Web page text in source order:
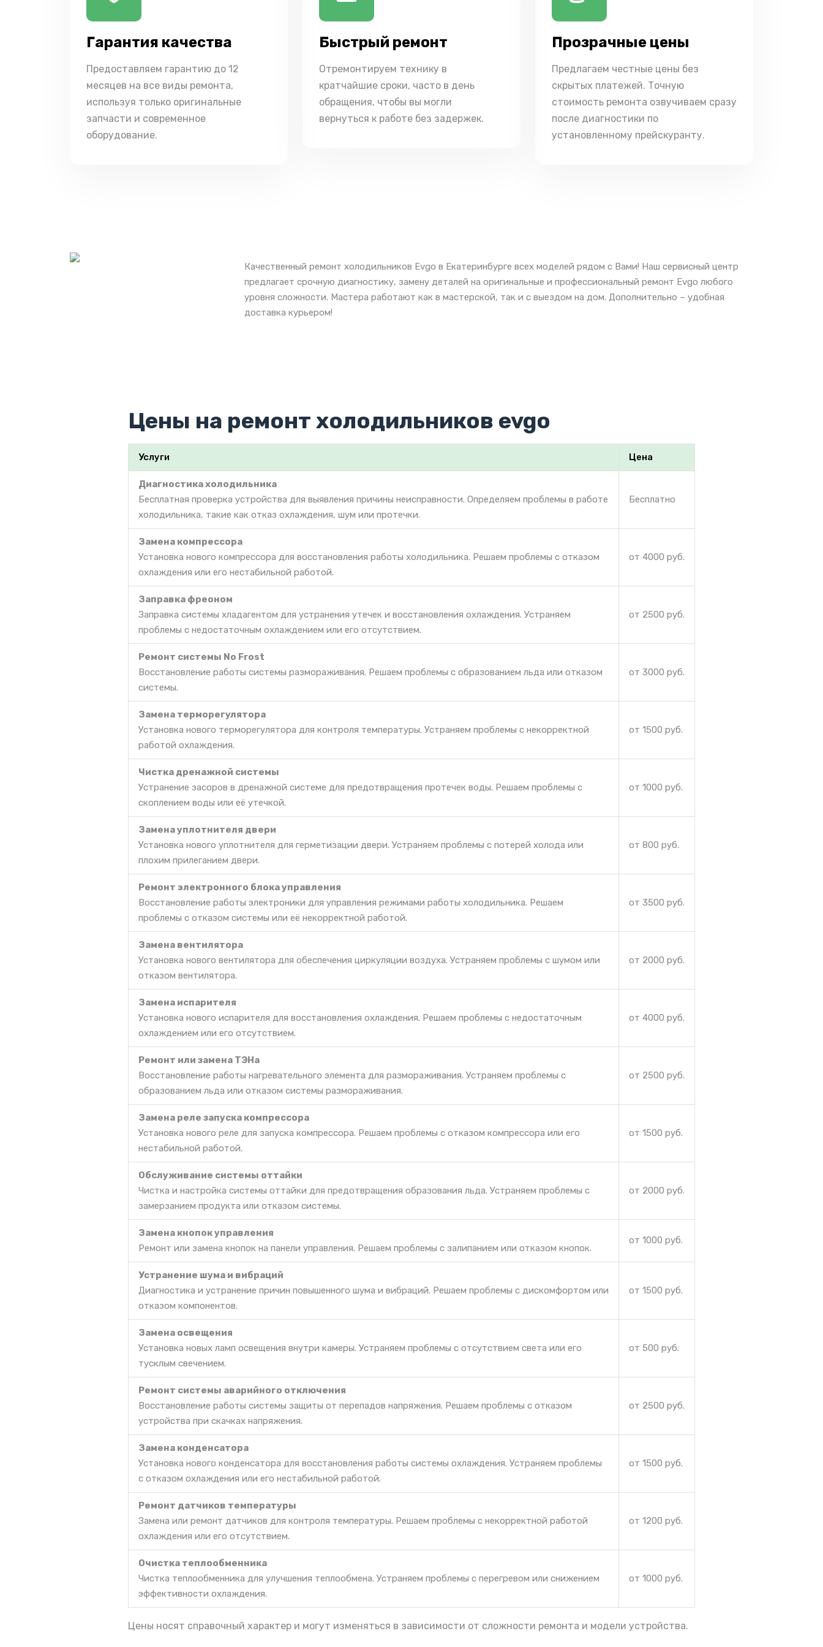
Гарантия качества
Предоставляем гарантию до 12
месяцев на все виды ремонта,
используя только оригинальные
запчасти и современное
оборудование.
Быстрый ремонт
Отремонтируем технику в
кратчайшие сроки, часто в день
обращения, чтобы вы могли
вернуться к работе без задержек.
Прозрачные цены
Предлагаем честные цены без
скрытых платежей. Точную
стоимость ремонта озвучиваем сразу
после диагностики по
установленному прейскуранту.
Качественный ремонт холодильников Evgo в Екатеринбурге всех моделей рядом с Вами! Наш сервисный центр
предлагает срочную диагностику, замену деталей на оригинальные и профессиональный ремонт Evgo любого
уровня сложности. Мастера работают как в мастерской, так и с выездом на дом. Дополнительно – удобная
доставка курьером!
Цены на ремонт холодильников evgo
Услуги Цена
Диагностика холодильника
Бесплатная проверка устройства для выявления причины неисправности. Определяем проблемы в работе
холодильника, такие как отказ охлаждения, шум или протечки.
Бесплатно
Замена компрессора
Установка нового компрессора для восстановления работы холодильника. Решаем проблемы с отказом
охлаждения или его нестабильной работой.
от 4000 руб.
Заправка фреоном
Заправка системы хладагентом для устранения утечек и восстановления охлаждения. Устраняем
проблемы с недостаточным охлаждением или его отсутствием.
от 2500 руб.
Ремонт системы No Frost
Восстановление работы системы размораживания. Решаем проблемы с образованием льда или отказом
системы.
от 3000 руб.
Замена терморегулятора
Установка нового терморегулятора для контроля температуры. Устраняем проблемы с некорректной
работой охлаждения.
от 1500 руб.
Чистка дренажной системы
Устранение засоров в дренажной системе для предотвращения протечек воды. Решаем проблемы с
скоплением воды или её утечкой.
от 1000 руб.
Замена уплотнителя двери
Установка нового уплотнителя для герметизации двери. Устраняем проблемы с потерей холода или
плохим прилеганием двери.
от 800 руб.
Ремонт электронного блока управления
Восстановление работы электроники для управления режимами работы холодильника. Решаем
проблемы с отказом системы или её некорректной работой.
от 3500 руб.
Замена вентилятора
Установка нового вентилятора для обеспечения циркуляции воздуха. Устраняем проблемы с шумом или
отказом вентилятора.
от 2000 руб.
Замена испарителя
Установка нового испарителя для восстановления охлаждения. Решаем проблемы с недостаточным
охлаждением или его отсутствием.
от 4000 руб.
Ремонт или замена ТЭНа
Восстановление работы нагревательного элемента для размораживания. Устраняем проблемы с
образованием льда или отказом системы размораживания.
от 2500 руб.
Замена реле запуска компрессора
Установка нового реле для запуска компрессора. Решаем проблемы с отказом компрессора или его
нестабильной работой.
от 1500 руб.
Обслуживание системы оттайки
Чистка и настройка системы оттайки для предотвращения образования льда. Устраняем проблемы с
замерзанием продукта или отказом системы.
от 2000 руб.
Замена кнопок управления
Ремонт или замена кнопок на панели управления. Решаем проблемы с залипанием или отказом кнопок.
от 1000 руб.
Устранение шума и вибраций
Диагностика и устранение причин повышенного шума и вибраций. Решаем проблемы с дискомфортом или
отказом компонентов.
от 1500 руб.
Замена освещения
Установка новых ламп освещения внутри камеры. Устраняем проблемы с отсутствием света или его
тусклым свечением.
от 500 руб.
Ремонт системы аварийного отключения
Восстановление работы системы защиты от перепадов напряжения. Решаем проблемы с отказом
устройства при скачках напряжения.
от 2500 руб.
Замена конденсатора
Установка нового конденсатора для восстановления работы системы охлаждения. Устраняем проблемы
с отказом охлаждения или его нестабильной работой.
от 1500 руб.
Ремонт датчиков температуры
Замена или ремонт датчиков для контроля температуры. Решаем проблемы с некорректной работой
охлаждения или его отсутствием.
от 1200 руб.
Очистка теплообменника
Чистка теплообменника для улучшения теплообмена. Устраняем проблемы с перегревом или снижением
эффективности охлаждения.
от 1000 руб.
Цены носят справочный характер и могут изменяться в зависимости от сложности ремонта и модели устройства.